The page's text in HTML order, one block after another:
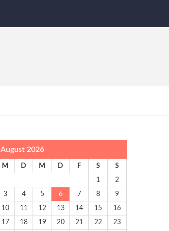
August 2026
M D M D F S S
1 2
3 4 5 6 7 8 9
10 11 12 13 14 15 16
17 18 19 20 21 22 23